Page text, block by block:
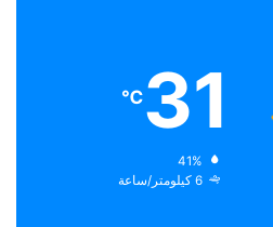
31
℃
الرطوبة:
الرياح: